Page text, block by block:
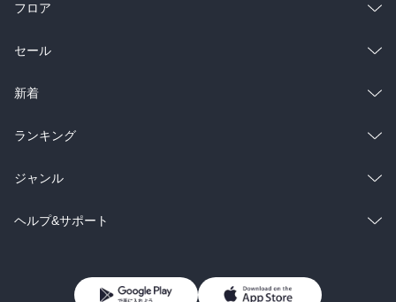
体の関係に、恋愛感情という意味をつけると
フロア
総合
ラノベ
雑誌・グラビア
BL・TL
セール
総合
ラノベ
雑誌・グラビア
BL・TL
新着
総合
ラノベ
雑誌・グラビア
ランキング
総合
ラノベ
ジャンル
コミック
ヘルプ&サポート